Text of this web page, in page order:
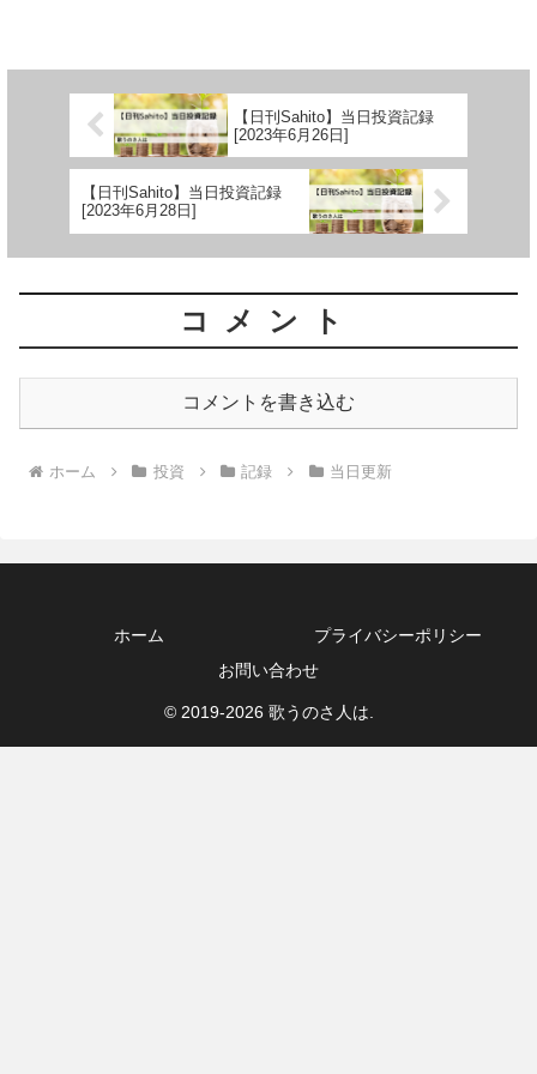
【日刊Sahito】当日投資記録
[2023年6月26日]
【日刊Sahito】当日投資記録
[2023年6月28日]
コメント
コメントを書き込む
ホーム 投資 記録 当日更新
ホーム
プライバシーポリシー
お問い合わせ
© 2019-2026 歌うのさ人は.